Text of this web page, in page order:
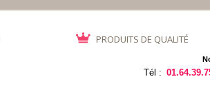
PRODUITS DE QUALITÉ
Tél :